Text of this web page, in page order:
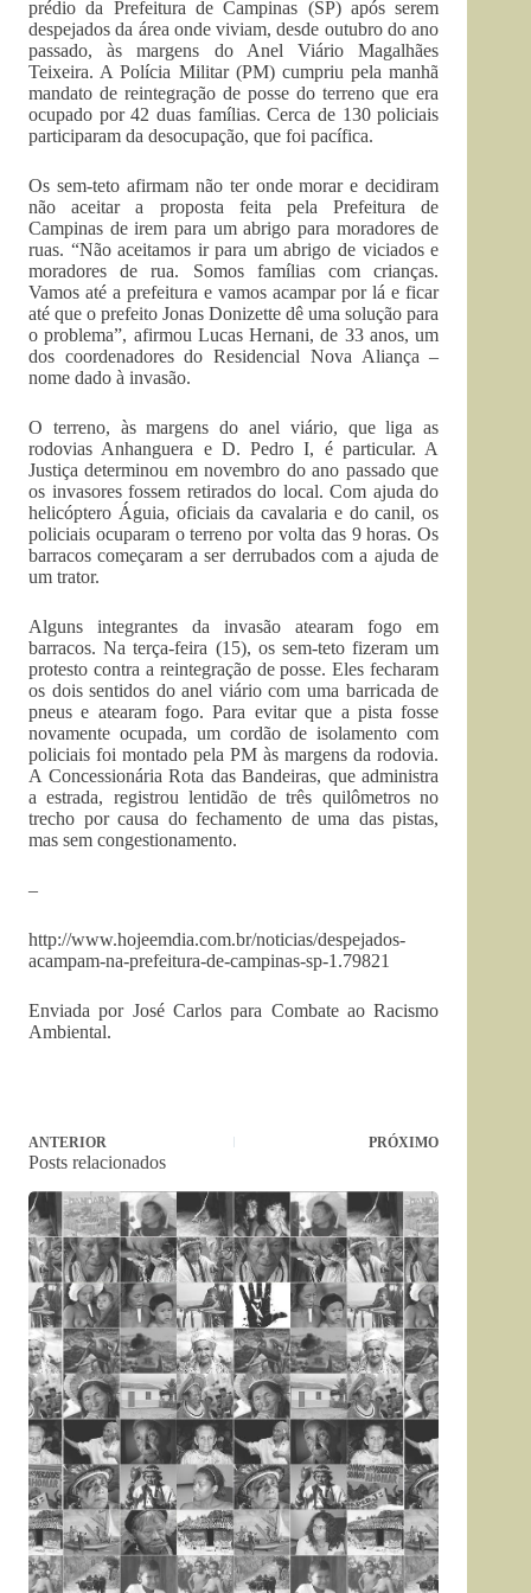
prédio da Prefeitura de Campinas (SP) após serem
despejados da área onde viviam, desde outubro do ano
passado, às margens do Anel Viário Magalhães
Teixeira. A Polícia Militar (PM) cumpriu pela manhã
mandato de reintegração de posse do terreno que era
ocupado por 42 duas famílias. Cerca de 130 policiais
participaram da desocupação, que foi pacífica.
Os sem-teto afirmam não ter onde morar e decidiram
não aceitar a proposta feita pela Prefeitura de
Campinas de irem para um abrigo para moradores de
ruas. “Não aceitamos ir para um abrigo de viciados e
moradores de rua. Somos famílias com crianças.
Vamos até a prefeitura e vamos acampar por lá e ficar
até que o prefeito Jonas Donizette dê uma solução para
o problema”, afirmou Lucas Hernani, de 33 anos, um
dos coordenadores do Residencial Nova Aliança –
nome dado à invasão.
O terreno, às margens do anel viário, que liga as
rodovias Anhanguera e D. Pedro I, é particular. A
Justiça determinou em novembro do ano passado que
os invasores fossem retirados do local. Com ajuda do
helicóptero Águia, oficiais da cavalaria e do canil, os
policiais ocuparam o terreno por volta das 9 horas. Os
barracos começaram a ser derrubados com a ajuda de
um trator.
Alguns integrantes da invasão atearam fogo em
barracos. Na terça-feira (15), os sem-teto fizeram um
protesto contra a reintegração de posse. Eles fecharam
os dois sentidos do anel viário com uma barricada de
pneus e atearam fogo. Para evitar que a pista fosse
novamente ocupada, um cordão de isolamento com
policiais foi montado pela PM às margens da rodovia.
A Concessionária Rota das Bandeiras, que administra
a estrada, registrou lentidão de três quilômetros no
trecho por causa do fechamento de uma das pistas,
mas sem congestionamento.
–
http://www.hojeemdia.com.br/noticias/despejados-
acampam-na-prefeitura-de-campinas-sp-1.79821
Enviada por José Carlos para Combate ao Racismo
Ambiental.
ANTERIOR PRÓXIMO
Posts relacionados